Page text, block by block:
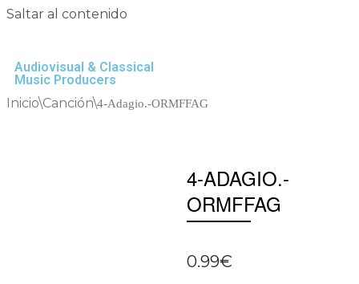
Saltar al contenido
Audiovisual & Classical
Music Producers
Inicio\Canción\4-Adagio.-ORMFFAG
4-ADAGIO.-
ORMFFAG
0.99€